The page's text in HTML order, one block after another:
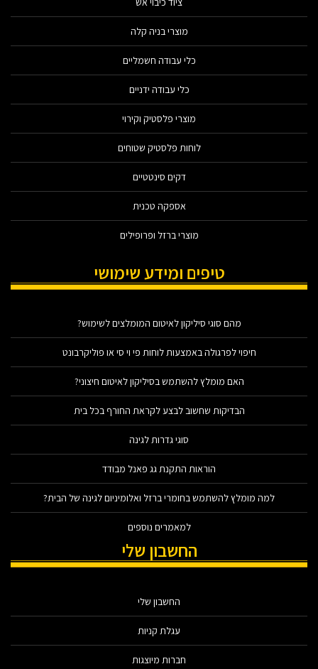
מוצרי בניה קלה
כלי עבודה חשמליים
כלי עבודה ידניים
מוצרי פלסטיק וקירוי
לוחות פלסטיק שטוחים
דקים סינטטיים
אספקה טכנית
מוצרי ברזל ופרופילים
טיפים ומידע שימושי
מהם סוגי סיליקון לאיטום המומלצים לשימוש?
חיפוי לפרגולה באמצעות לוחות פי וי סי או פוליקרבונט
האם מומלץ להשתמש בסיליקון לאיטום חיצוני?
הבדיקות שחשוב לבצע לקראת החורף בכל בית
סוגי גדרות לגינה
הוראות התקנת גג פאנל מבודד
למה מומלץ להשתמש בחומרי ברזל ואלומיניום לגינה של הבית?
למאמרים נוספים
החשבון שלי
החשבון שלי
עגלת קניות
חברות מיוצגות